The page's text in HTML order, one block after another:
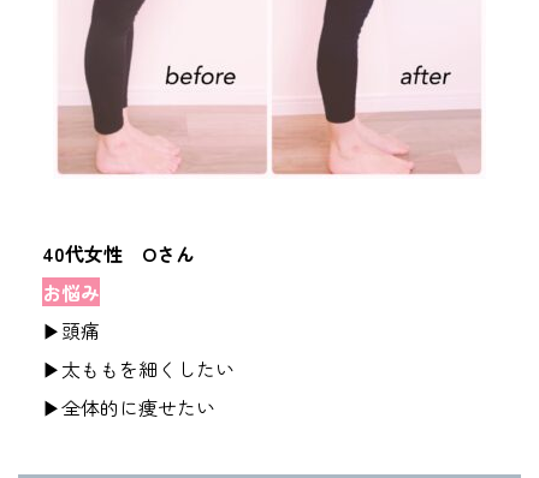
40代女性 Oさん
お悩み
▶頭痛
▶太ももを細くしたい
▶全体的に痩せたい